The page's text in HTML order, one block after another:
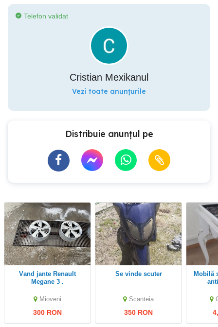
Telefon validat
Cristian Mexikanul
Vezi toate anunțurile
Distribuie anunțul pe
Vand jante Renault
Megane 3 .
Mioveni
300 RON
se vinde scuter
Scanteia
350 RON
Mobilă sufragerie in stil